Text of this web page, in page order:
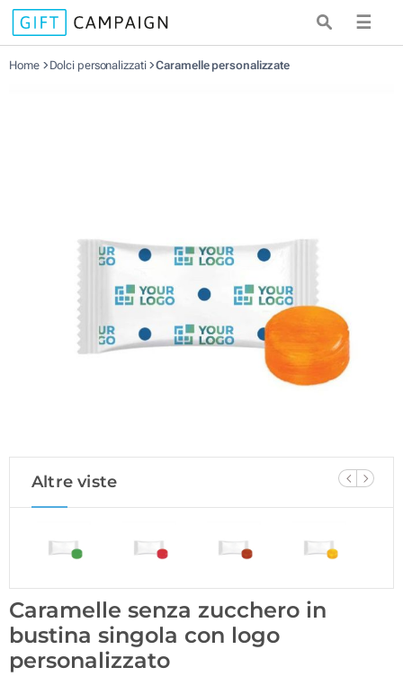
☰
Home Dolci personalizzati Caramelle personalizzate
Altre viste
Caramelle senza zucchero in
bustina singola con logo
personalizzato